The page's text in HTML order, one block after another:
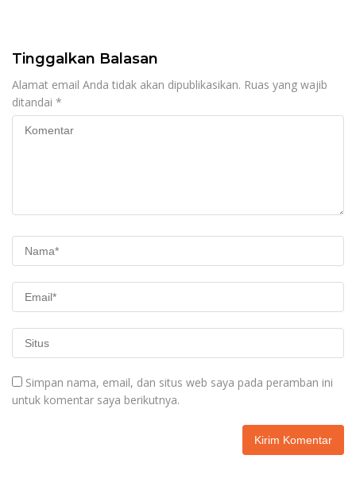
Tinggalkan Balasan
Alamat email Anda tidak akan dipublikasikan. Ruas yang wajib
ditandai *
Simpan nama, email, dan situs web saya pada peramban ini
untuk komentar saya berikutnya.